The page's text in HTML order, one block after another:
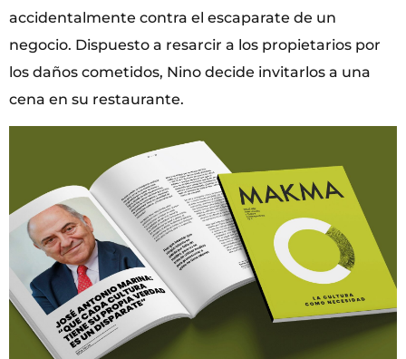
accidentalmente contra el escaparate de un
negocio. Dispuesto a resarcir a los propietarios por
los daños cometidos, Nino decide invitarlos a una
cena en su restaurante.